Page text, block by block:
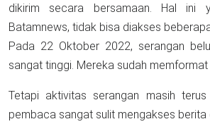
dikirim secara bersamaan. Hal ini
Batamnews, tidak bisa diakses
Pada 22 Oktober 2022, serangan
sangat tinggi. Mereka sudah
Tetapi aktivitas serangan masih terus
pembaca sangat sulit mengakses berita